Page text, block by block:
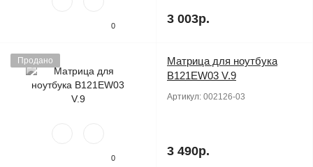
0 3 003р.
Продано
0
Матрица для ноутбука
B121EW03 V.9
Артикул: 002126-03
3 490р.